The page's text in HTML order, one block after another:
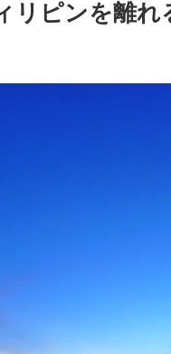
リピンを離れ